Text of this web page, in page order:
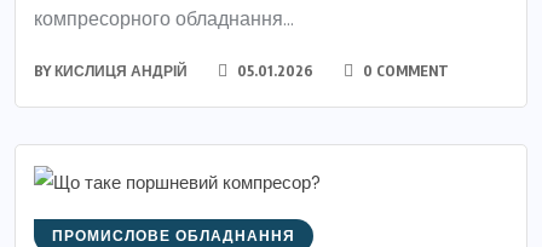
компресорного обладнання...
BYКИСЛИЦЯ АНДРІЙ 05.01.2026 0 COMMENT
ПРОМИСЛОВЕ ОБЛАДНАННЯ